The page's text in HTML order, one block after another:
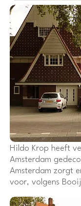
Hildo Krop heeft
Amsterdam
Amsterdam zorgt
voor, volgens